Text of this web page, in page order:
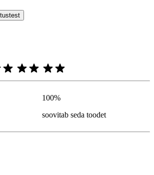
ja tärnihinnangute kujul on kasulikud
100%
soovitab seda toodet